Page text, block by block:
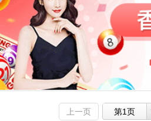
上一页 第1页